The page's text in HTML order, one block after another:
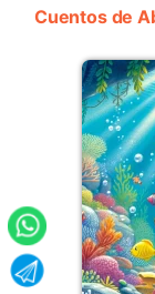
Cuentos de